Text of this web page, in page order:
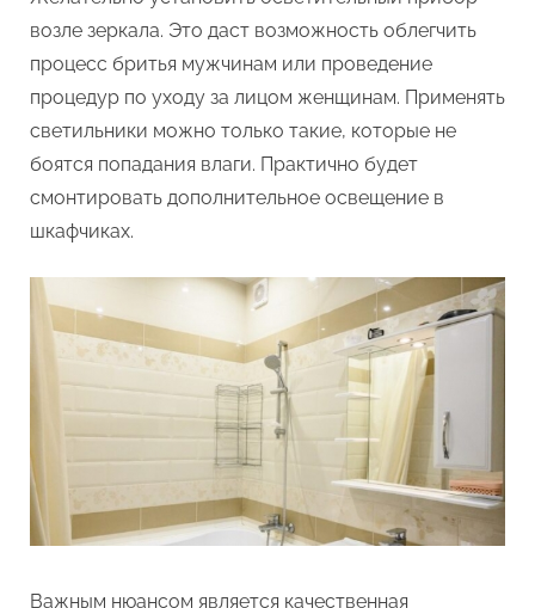
возле зеркала. Это даст возможность облегчить
процесс бритья мужчинам или проведение
процедур по уходу за лицом женщинам. Применять
светильники можно только такие, которые не
боятся попадания влаги. Практично будет
смонтировать дополнительное освещение в
шкафчиках.
Важным нюансом является качественная